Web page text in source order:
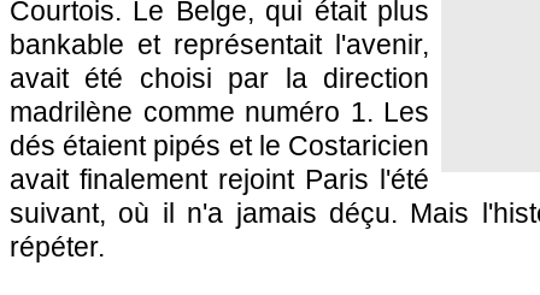
Courtois. Le Belge, qui était plus
bankable et représentait l'avenir,
avait été choisi par la direction
madrilène comme numéro 1. Les
dés étaient pipés et le Costaricien
avait finalement rejoint Paris l'été
suivant, où il n'a jamais déçu. Mais
répéter.